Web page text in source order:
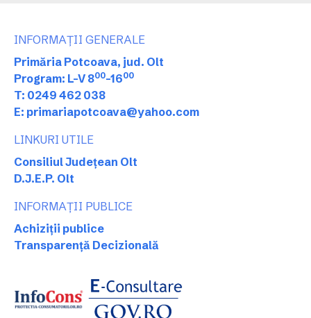
INFORMAȚII GENERALE
Primăria Potcoava, jud. Olt
Program: L-V 800-1600
T: 0249 462 038
E: primariapotcoava@yahoo.com
LINKURI UTILE
Consiliul Județean Olt
D.J.E.P. Olt
INFORMAȚII PUBLICE
Achiziții publice
Transparență Decizională